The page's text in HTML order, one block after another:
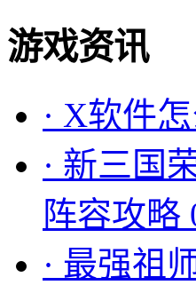
游戏资讯
· X软件
· 新三国
阵容攻略
· 最强祖